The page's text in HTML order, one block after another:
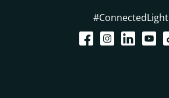
#ConnectedLight